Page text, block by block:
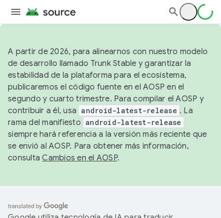
A partir de 2026, para alinearnos con nuestro modelo
de desarrollo llamado Trunk Stable y garantizar la
estabilidad de la plataforma para el ecosistema,
publicaremos el código fuente en el AOSP en el
segundo y cuarto trimestre. Para compilar el AOSP y
contribuir a él, usa android-latest-release . La
rama del manifiesto android-latest-release
siempre hará referencia a la versión más reciente que
se envió al AOSP. Para obtener más información,
consultaCambios en el AOSP.